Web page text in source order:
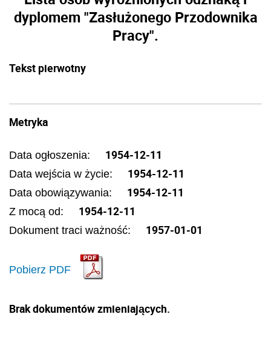
dyplomem "Zasłużonego Przodownika
Pracy".
Tekst pierwotny
Metryka
Data ogłoszenia: 1954-12-11
Data wejścia w życie: 1954-12-11
Data obowiązywania: 1954-12-11
Z mocą od: 1954-12-11
Dokument traci ważność: 1957-01-01
Pobierz PDF
Brak dokumentów zmieniających.